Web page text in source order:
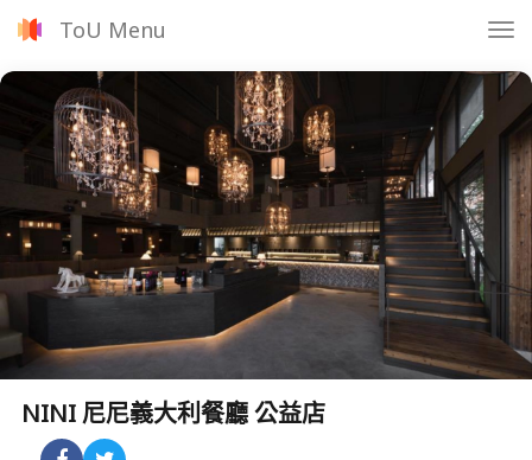
ToU Menu
NINI 尼尼義大利餐廳 公益店